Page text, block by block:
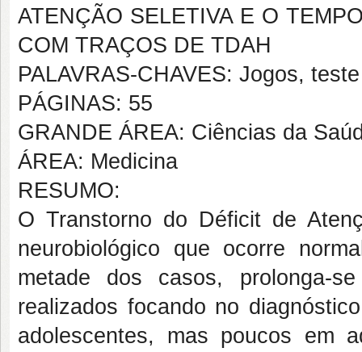
ATENÇÃO SELETIVA E O
COM TRAÇOS DE TDAH
PALAVRAS-CHAVES: Jogos,
PÁGINAS: 55
GRANDE ÁREA: Ciências da
ÁREA: Medicina
RESUMO:
O Transtorno do Déficit de
neurobiológico que ocorre
metade dos casos, prolonga-
realizados focando no
adolescentes, mas poucos em